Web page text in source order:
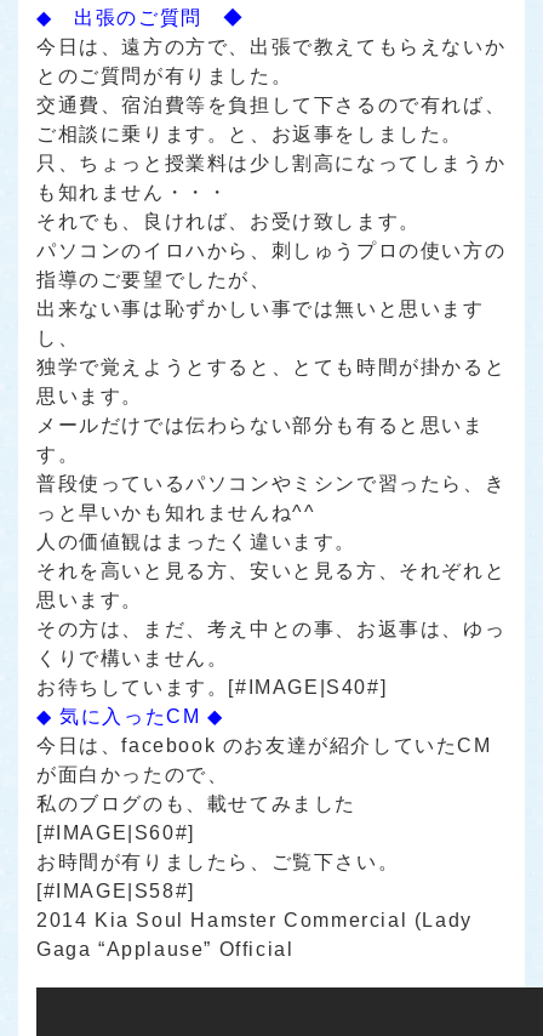
◆ 出張のご質問 ◆
今日は、遠方の方で、出張で教えてもらえないか
とのご質問が有りました。
交通費、宿泊費等を負担して下さるので有れば、
ご相談に乗ります。 と、お返事をしました。
只、ちょっと授業料は少し割高になってしまうか
も知れません・・・
それでも、良ければ、お受け致します。
パソコンのイロハから、刺しゅうプロの使い方の
指導のご要望でしたが、
出来ない事は恥ずかしい事では無いと思います
し、
独学で覚えようとすると、とても時間が掛かると
思います。
メールだけでは伝わらない部分も有ると思いま
す。
普段使っているパソコンやミシンで習ったら、き
っと早いかも知れませんね^^
人の価値観はまったく違います。
それを高いと見る方、安いと見る方、それぞれと
思います。
その方は、まだ、考え中との事、お返事は、ゆっ
くりで構いません。
お待ちしています。[#IMAGE|S40#]
◆ 気に入ったCM ◆
今日は、facebook のお友達が紹介していたCM
が面白かったので、
私のブログのも、載せてみました
[#IMAGE|S60#]
お時間が有りましたら、ご覧下さい。
[#IMAGE|S58#]
2014 Kia Soul Hamster Commercial (Lady
Gaga “Applause” Official